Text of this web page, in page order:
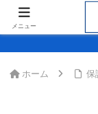
＞＞内閣府「宇宙ス
ホーム 保
メニュー